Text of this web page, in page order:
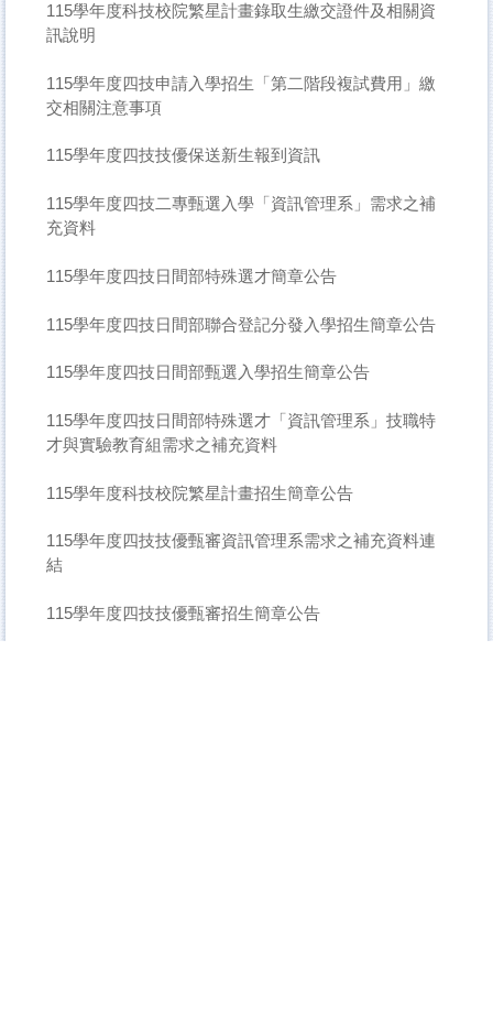
115學年度科技校院繁星計畫錄取生繳交證件及相關資
訊說明
115學年度四技申請入學招生「第二階段複試費用」繳
交相關注意事項
115學年度四技技優保送新生報到資訊
115學年度四技二專甄選入學「資訊管理系」需求之補
充資料
115學年度四技日間部特殊選才簡章公告
115學年度四技日間部聯合登記分發入學招生簡章公告
115學年度四技日間部甄選入學招生簡章公告
115學年度四技日間部特殊選才「資訊管理系」技職特
才與實驗教育組需求之補充資料
115學年度科技校院繁星計畫招生簡章公告
115學年度四技技優甄審資訊管理系需求之補充資料連
結
115學年度四技技優甄審招生簡章公告